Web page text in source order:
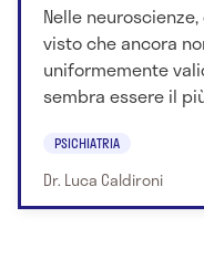
Nelle
visto che ancora
uniformemente
sembra essere il
PSICHIATRIA
Dr. Luca Caldironi